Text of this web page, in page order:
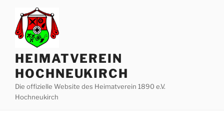
springen
HEIMATVEREIN
HOCHNEUKIRCH
Die offizielle Website des Heimatverein 1890 e.V.
Hochneukirch